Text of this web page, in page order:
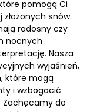
pomogą Ci
snów.
radosny czy
nocnych
Nasza
wyjaśnień,
które mogą
i wzbogacić
Zachęcamy do